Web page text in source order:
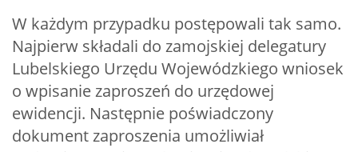
W każdym przypadku postępowali tak samo.
Najpierw składali do zamojskiej delegatury
Lubelskiego Urzędu Wojewódzkiego wniosek
o wpisanie zaproszeń do urzędowej
ewidencji. Następnie poświadczony
dokument zaproszenia umożliwiał